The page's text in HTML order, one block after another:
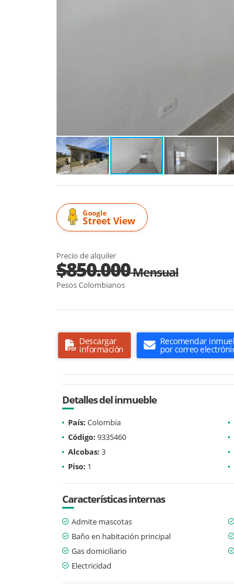
Google
Street View
Precio de alquiler
$850.000Mensual
Pesos Colombianos
Descargar
información
Recomendar
por correo
Detalles del inmueble
País: Colombia
Código: 9335460
Alcobas: 3
Piso: 1
Características internas
Admite mascotas
Baño en habitación principal
Gas domiciliario
Electricidad